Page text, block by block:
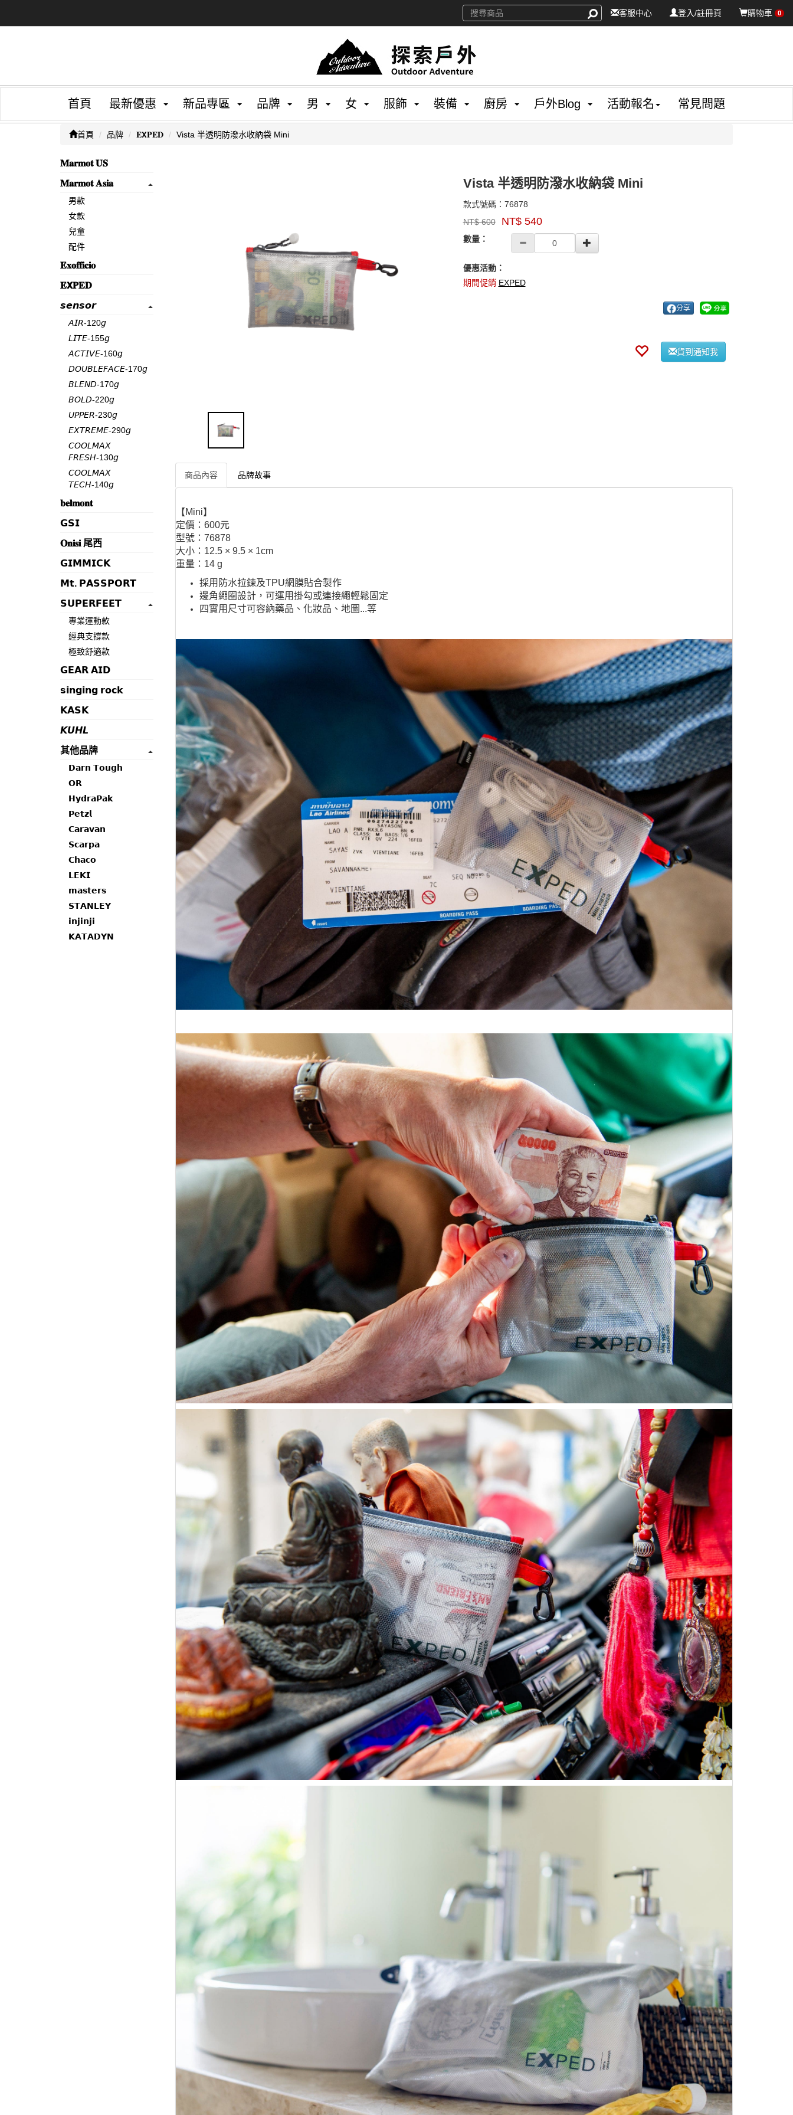
購物車 0
登入/註冊頁
客服中心
首頁 最新優惠 新品專區 品牌 男 女 服飾 裝備 廚房 戶外Blog 活動報名 常見問題
首頁 品牌 𝐄𝗫𝐏𝐄𝐃 Vista 半透明防潑水收納袋 Mini
𝐌𝐚𝐫𝐦𝐨𝐭 𝐔𝐒
𝐌𝐚𝐫𝐦𝐨𝐭 𝐀𝐬𝐢𝐚
男款
女款
兒童
配件
𝐄𝐱𝐨𝐟𝐟𝐢𝐜𝐢𝐨
𝐄𝗫𝐏𝐄𝐃
𝙨𝙚𝙣𝙨𝙤𝙧
𝘈𝘐𝘙-120𝘨
𝘓𝘐𝘛𝘌-155𝘨
𝘈𝘊𝘛𝘐𝘝𝘌-160𝘨
𝘋𝘖𝘜𝘉𝘓𝘌𝘍𝘈𝘊𝘌-170𝘨
𝘉𝘓𝘌𝘕𝘋-170𝘨
𝘉𝘖𝘓𝘋-220𝘨
𝘜𝘗𝘗𝘌𝘙-230𝘨
𝘌𝘟𝘛𝘙𝘌𝘔𝘌-290𝘨
𝘊𝘖𝘖𝘓𝘔𝘈𝘟
𝘍𝘙𝘌𝘚𝘏-130𝘨
𝘊𝘖𝘖𝘓𝘔𝘈𝘟
𝘛𝘌𝘊𝘏-140𝘨
𝐛𝐞𝐥𝐦𝐨𝐧𝐭
𝗚𝗦𝗜
𝐎𝐧𝐢𝐬𝐢 尾西
𝗚𝗜𝗠𝗠𝗜𝗖𝗞
𝗠𝘁. 𝗣𝗔𝗦𝗦𝗣𝗢𝗥𝗧
𝗦𝗨𝗣𝗘𝗥𝗙𝗘𝗘𝗧
專業運動款
經典支撐款
極致舒適款
𝗚𝗘𝗔𝗥 𝗔𝗜𝗗
𝘀𝗶𝗻𝗴𝗶𝗻𝗴 𝗿𝗼𝗰𝗸
𝗞𝗔𝗦𝗞
𝙆𝙐𝙃𝙇
其他品牌
𝗗𝗮𝗿𝗻 𝗧𝗼𝘂𝗴𝗵
𝗢𝗥
𝗛𝘆𝗱𝗿𝗮𝗣𝗮𝗸
𝗣𝗲𝘁𝘇𝗹
𝗖𝗮𝗿𝗮𝘃𝗮𝗻
𝗦𝗰𝗮𝗿𝗽𝗮
𝗖𝗵𝗮𝗰𝗼
𝗟𝗘𝗞𝗜
𝗺𝗮𝘀𝘁𝗲𝗿𝘀
𝗦𝗧𝗔𝗡𝗟𝗘𝗬
𝗶𝗻𝗷𝗶𝗻𝗷𝗶
𝗞𝗔𝗧𝗔𝗗𝗬𝗡
Vista 半透明防潑水收納袋 Mini
款式號碼： 7687876878
牌：
EXPED
NT$600 NT$ 540
GOODS000000000000000003014
數量：
優惠活動：
期間促銷 EXPED
分享
貨到通知我
商品內容 品牌故事
【Mini】
定價：600元
型號：76878
大小：12.5 × 9.5 × 1cm
重量：14 g
採用防水拉鍊及TPU網膜貼合製作
邊角繩圈設計，可運用掛勾或連接繩輕鬆固定
四實用尺寸可容納藥品、化妝品、地圖...等